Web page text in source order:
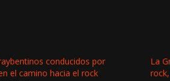
conducidos por
el camino hacia el rock
La